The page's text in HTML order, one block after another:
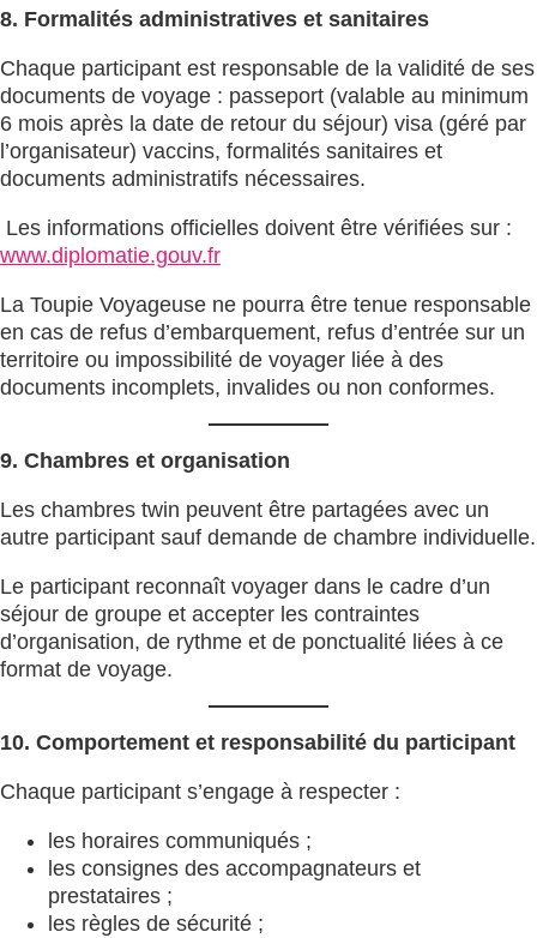
8. Formalités administratives et sanitaires
Chaque participant est responsable de la validité de ses
documents de voyage : passeport (valable au minimum
6 mois après la date de retour du séjour) visa (géré par
l’organisateur) vaccins, formalités sanitaires et
documents administratifs nécessaires.
Les informations officielles doivent être vérifiées sur :
www.diplomatie.gouv.fr
La Toupie Voyageuse ne pourra être tenue responsable
en cas de refus d’embarquement, refus d’entrée sur un
territoire ou impossibilité de voyager liée à des
documents incomplets, invalides ou non conformes.
9. Chambres et organisation
Les chambres twin peuvent être partagées avec un
autre participant sauf demande de chambre individuelle.
Le participant reconnaît voyager dans le cadre d’un
séjour de groupe et accepter les contraintes
d’organisation, de rythme et de ponctualité liées à ce
format de voyage.
10. Comportement et responsabilité du participant
Chaque participant s’engage à respecter :
les horaires communiqués ;
les consignes des accompagnateurs et
prestataires ;
les règles de sécurité ;